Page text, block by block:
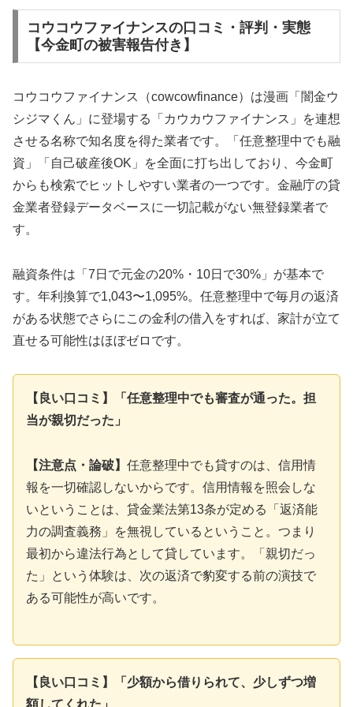
コウコウファイナンスの口コミ・評判・実態
【今金町の被害報告付き】
コウコウファイナンス（cowcowfinance）は漫画「闇金ウ
シジマくん」に登場する「カウカウファイナンス」を連想
させる名称で知名度を得た業者です。「任意整理中でも融
資」「自己破産後OK」を全面に打ち出しており、今金町
からも検索でヒットしやすい業者の一つです。金融庁の貸
金業者登録データベースに一切記載がない無登録業者で
す。
融資条件は「7日で元金の20%・10日で30%」が基本で
す。年利換算で1,043〜1,095%。任意整理中で毎月の返済
がある状態でさらにこの金利の借入をすれば、家計が立て
直せる可能性はほぼゼロです。
【良い口コミ】「任意整理中でも審査が通った。担
当が親切だった」
【注意点・論破】 任意整理中でも貸すのは、信用情
報を一切確認しないからです。信用情報を照会しな
いということは、貸金業法第13条が定める「返済能
力の調査義務」を無視しているということ。つまり
最初から違法行為として貸しています。「親切だっ
た」という体験は、次の返済で豹変する前の演技で
ある可能性が高いです。
【良い口コミ】「少額から借りられて、少しずつ増
額してくれた」